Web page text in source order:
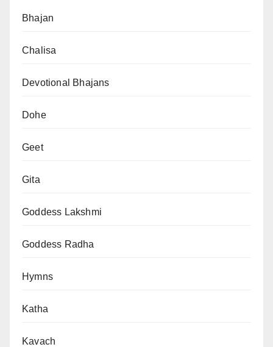
Bhajan
Chalisa
Devotional Bhajans
Dohe
Geet
Gita
Goddess Lakshmi
Goddess Radha
Hymns
Katha
Kavach